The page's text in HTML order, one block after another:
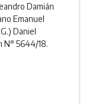
Damián
Emanuel
Daniel
N° 5644/18.